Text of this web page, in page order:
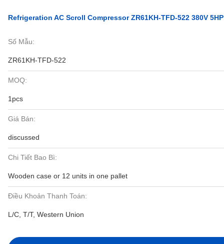
Refrigeration AC Scroll Compressor ZR61KH-TFD-522 380V
Số Mẫu:
ZR61KH-TFD-522
MOQ:
1pcs
Giá Bán:
discussed
Chi Tiết Bao Bì:
Wooden case or 12 units in one pallet
Điều Khoản Thanh Toán:
L/C, T/T, Western Union